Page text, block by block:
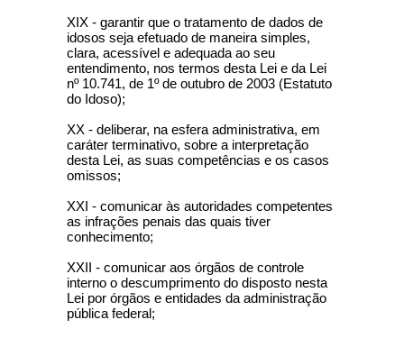
XIX - garantir que o tratamento de dados de
idosos seja efetuado de maneira simples,
clara, acessível e adequada ao seu
entendimento, nos termos desta Lei e da Lei
nº 10.741, de 1º de outubro de 2003 (Estatuto
do Idoso);
XX - deliberar, na esfera administrativa, em
caráter terminativo, sobre a interpretação
desta Lei, as suas competências e os casos
omissos;
XXI - comunicar às autoridades competentes
as infrações penais das quais tiver
conhecimento;
XXII - comunicar aos órgãos de controle
interno o descumprimento do disposto nesta
Lei por órgãos e entidades da administração
pública federal;